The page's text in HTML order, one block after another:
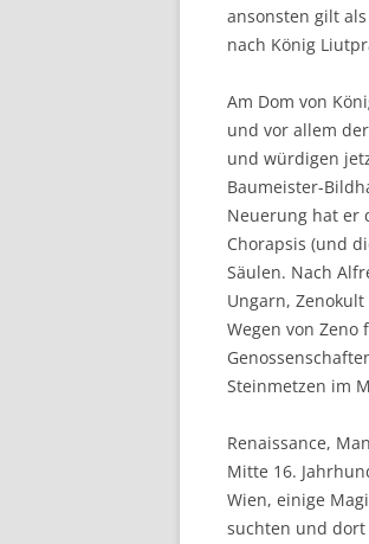
ansonsten gilt
nach König
Am Dom von
und vor allem
und würdigen
Baumeister-
Neuerung hat er
Chorapsis (und
Säulen. Nach
Ungarn,
Wegen von Zeno
Steinmetzen im
Renaissance,
Mitte 16.
Wien, einige
suchten und